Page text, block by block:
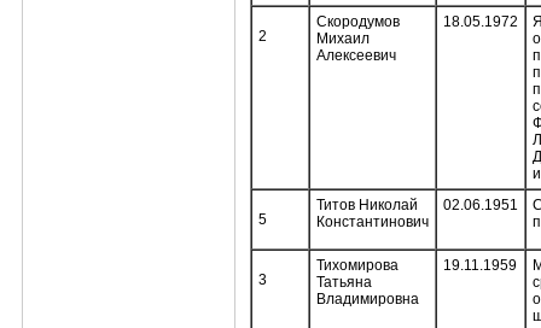
2
Скородумов
Михаил
Алексеевич
18.05.1972
5
Титов Николай
Константинович
02.06.1951
3
Тихомирова
Татьяна
Владимировна
19.11.1959